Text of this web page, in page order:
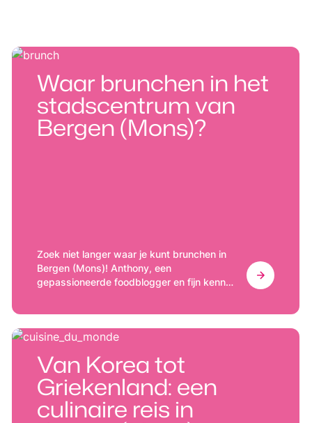
Waar brunchen in het
stadscentrum van
Bergen (Mons)?
Zoek niet langer waar je kunt brunchen in
Bergen (Mons)! Anthony, een
gepassioneerde foodblogger en fijn kenner
Van Korea tot
Griekenland: een
culinaire reis in